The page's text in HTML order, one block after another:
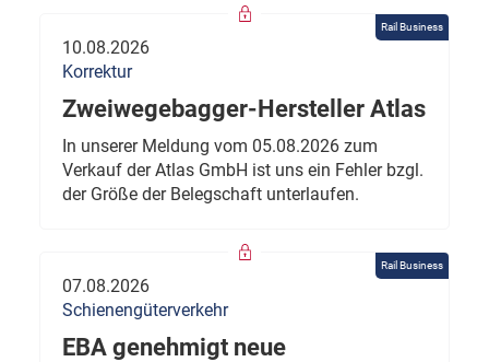
Rail Business
10.08.2026
Korrektur
Zweiwegebagger-Hersteller Atlas
In unserer Meldung vom 05.08.2026 zum
Verkauf der Atlas GmbH ist uns ein Fehler bzgl.
der Größe der Belegschaft unterlaufen.
Rail Business
07.08.2026
Schienengüterverkehr
EBA genehmigt neue